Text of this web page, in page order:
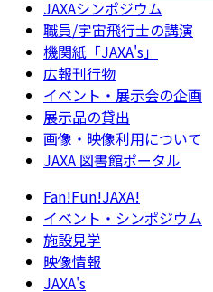
JAXAシンポジウム
職員/宇宙飛行士の講演
機関紙「JAXA's」
広報刊行物
イベント・展示会の企画
展示品の貸出
画像・映像利用について
JAXA 図書館ポータル
Fan!Fun!JAXA!
イベント・シンポジウム
施設見学
映像情報
JAXA's